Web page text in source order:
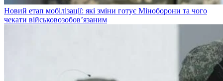
Новий етап мобілізації: які зміни готує Міноборони та чого
чекати військовозобов’язаним